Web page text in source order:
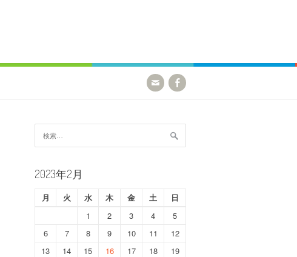
索:
2023年2月
月 火 水 木 金 土
日
1
2 3 4
5
6
7 8 9 10 11
12
13
14 15 16 17 18
19